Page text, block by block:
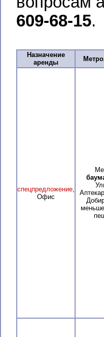
609-68-15.
Назначение
аренды
спецпредложение,
Офис